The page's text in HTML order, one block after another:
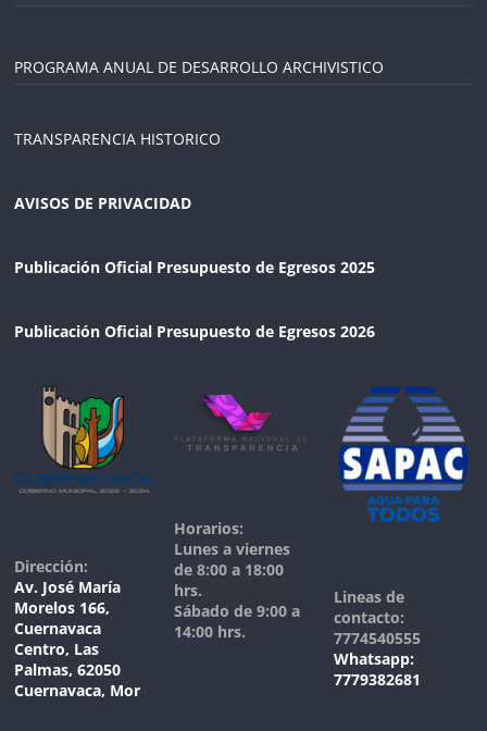
PROGRAMA ANUAL DE DESARROLLO ARCHIVISTICO
TRANSPARENCIA HISTORICO
AVISOS DE PRIVACIDAD
Publicación Oficial Presupuesto de Egresos 2025
Publicación Oficial Presupuesto de Egresos 2026
Dirección:
Av. José María
Morelos 166,
Cuernavaca
Centro, Las
Palmas, 62050
Cuernavaca, Mor
Horarios:
Lunes a viernes
de 8:00 a 18:00
hrs.
Sábado de 9:00 a
14:00 hrs.
Lineas de
contacto:
7774540555
Whatsapp:
7779382681